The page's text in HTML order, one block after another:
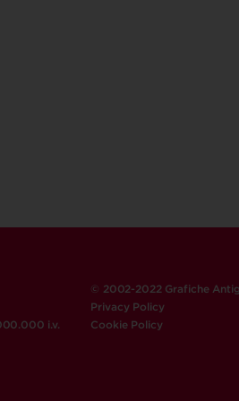
i.v.
© 2002-2022 Grafiche
Privacy Policy
Cookie Policy